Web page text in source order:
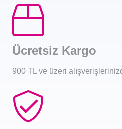
Ücretsiz Kargo
900 TL ve üzeri